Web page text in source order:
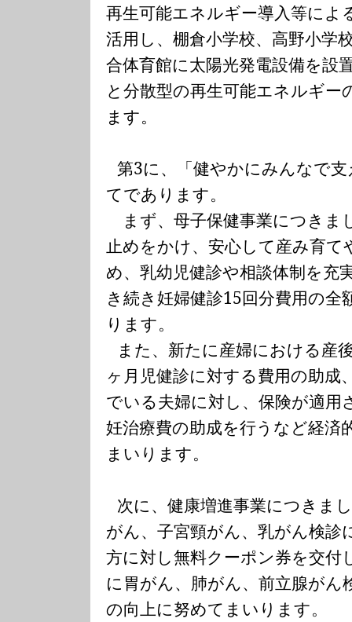
再生可能エネルギー導入等によ
活用し、棚倉小学校、高野小学
合体育館に太陽光発電設備を設
と分散型の再生可能エネルギー
ます。
第3に、「健やかにみんなで
てであります。
まず、母子保健事業につきま
止めをかけ、安心して産み育
め、乳幼児健診や相談体制を充
き続き妊婦健診15回分費用の全
ります。
また、新たに産婦における産
ヶ月児健診に対する費用の助成
でいる夫婦に対し、保険が適用
妊治療費の助成を行うなど経済
まいります。
次に、健康増進事業につきま
がん、子宮頸がん、乳がん検診
方に対し無料クーポン券を交付
に胃がん、肺がん、前立腺がん
の向上に努めてまいります。